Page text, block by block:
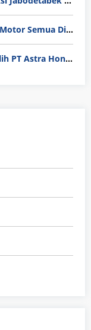
Gaji Karyawan Honda Prospect Motor Semua Divisi
Gaji Operator Produksi 2026: Pilih PT Astra Honda Motor (AHM) atau Manufaktur di Jepang?